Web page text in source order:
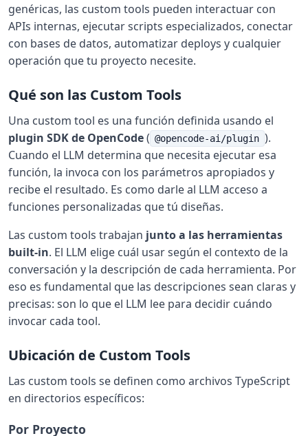
genéricas, las custom tools pueden interactuar con
APIs internas, ejecutar scripts especializados, conectar
con bases de datos, automatizar deploys y cualquier
operación que tu proyecto necesite.
Qué son las Custom Tools
Una custom tool es una función definida usando el
plugin SDK de OpenCode( @opencode-ai/plugin ).
Cuando el LLM determina que necesita ejecutar esa
función, la invoca con los parámetros apropiados y
recibe el resultado. Es como darle al LLM acceso a
funciones personalizadas que tú diseñas.
Las custom tools trabajan junto a las herramientas
built-in. El LLM elige cuál usar según el contexto de la
conversación y la descripción de cada herramienta. Por
eso es fundamental que las descripciones sean claras y
precisas: son lo que el LLM lee para decidir cuándo
invocar cada tool.
Ubicación de Custom Tools
Las custom tools se definen como archivos TypeScript
en directorios específicos:
Por Proyecto